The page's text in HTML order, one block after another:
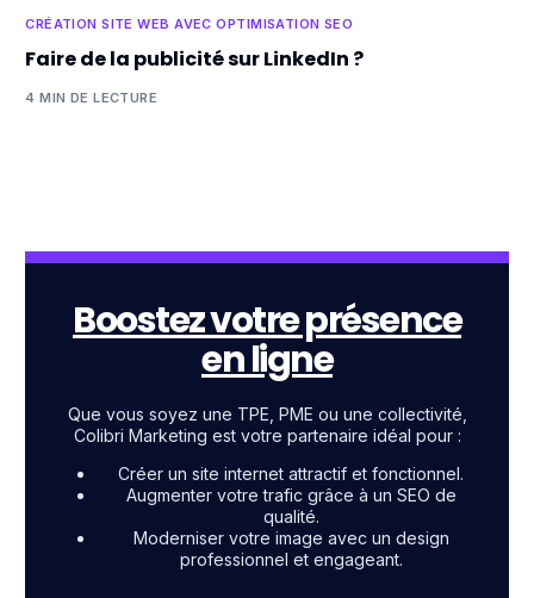
CRÉATION SITE WEB AVEC OPTIMISATION SEO
Faire de la publicité sur LinkedIn ?
4 MIN DE LECTURE
Boostez votre présence
en ligne
Que vous soyez une TPE, PME ou une collectivité,
Colibri Marketing est votre partenaire idéal pour :
Créer un site internet attractif et fonctionnel.
Augmenter votre trafic grâce à un SEO de
qualité.
Moderniser votre image avec un design
professionnel et engageant.